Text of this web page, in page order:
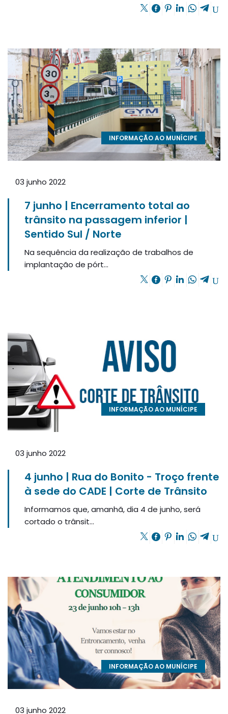
INFORMAÇÃO AO MUNÍCIPE
03 junho 2022
7 junho | Encerramento total ao
trânsito na passagem inferior |
Sentido Sul / Norte
Na sequência da realização de trabalhos de
implantação de pórt...
INFORMAÇÃO AO MUNÍCIPE
03 junho 2022
4 junho | Rua do Bonito - Troço frente
à sede do CADE | Corte de Trânsito
Informamos que, amanhã, dia 4 de junho, será
cortado o trânsit...
INFORMAÇÃO AO MUNÍCIPE
03 junho 2022